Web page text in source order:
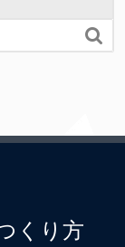

くり方